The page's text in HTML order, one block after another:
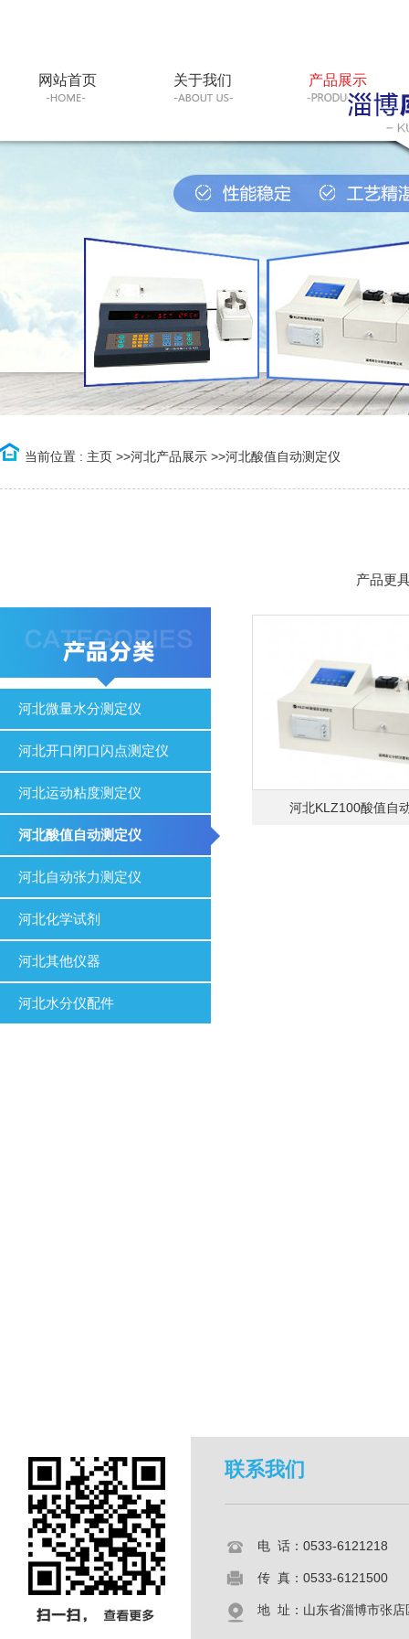
网站首页 关于我们 产品展示
当前位置 : 主页 >>河北产品展示 >>河北酸值自动测定仪
产品更
河北微量水分测定仪
河北开口闭口闪点测定仪
河北运动粘度测定仪
河北酸值自动测定仪
河北自动张力测定仪
河北化学试剂
河北其他仪器
河北水分仪配件
河北KLZ100酸值自
联系我们
电 话：0533-6121218
传 真：0533-6121500
地 址：山东省淄博市张